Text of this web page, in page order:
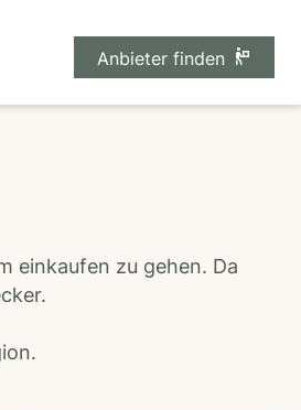
Anbieter finden
einkaufen zu gehen. Da